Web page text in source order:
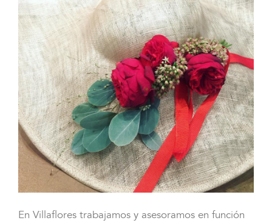
En Villaflores trabajamos y asesoramos en función